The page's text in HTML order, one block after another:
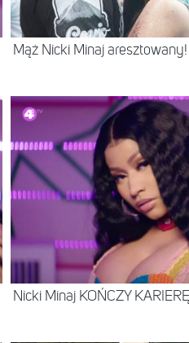
Mąż Nicki Minaj
Nicki Minaj KOŃCZY